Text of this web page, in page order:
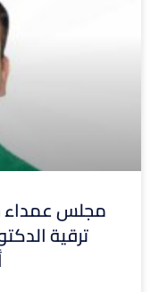
مجلس عمداء
ترقية